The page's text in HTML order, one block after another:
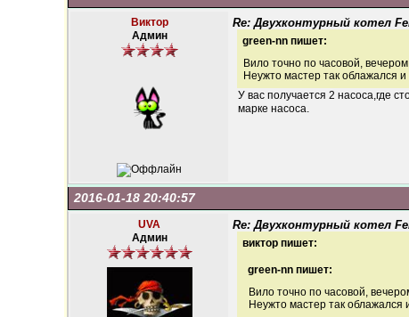
Виктор
Админ
Re: Двухконтурный котел
green-nn пишет:
Вило точно по часовой,
Неужто мастер так облажался
У вас получается 2 насоса,где
марке насоса.
2016-01-18 20:40:57
UVA
Админ
Re: Двухконтурный котел
виктор пишет:
green-nn пишет:
Вило точно по часовой,
Неужто мастер так облажался